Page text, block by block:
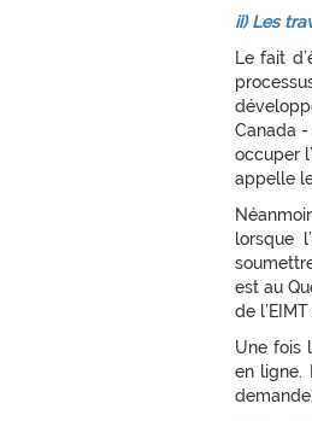
ii) Les
Le fait
Canada
occuper
appelle
lorsque
est au
de
Une fois
en ligne.